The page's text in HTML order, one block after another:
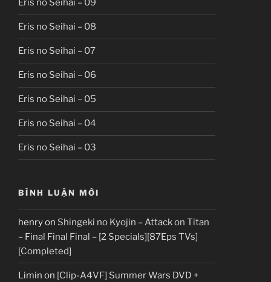
Eris no Seihai – 09
Eris no Seihai – 08
Eris no Seihai – 07
Eris no Seihai – 06
Eris no Seihai – 05
Eris no Seihai – 04
Eris no Seihai – 03
BÌNH LUẬN MỚI
henryon Shingeki no Kyojin – Attack on Titan
– Final Final Final – [2 Specials][87Eps TVs]
[Completed]
Limin on [Clip-A4VF] Summer Wars DVD +